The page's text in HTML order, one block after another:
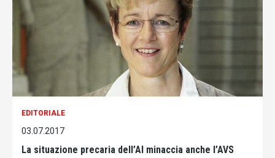
EDITORIALE
03.07.2017
La situazione precaria dell’AI minaccia anche l’AVS